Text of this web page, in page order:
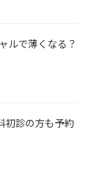
ルで薄くなる？
初診の方も予約